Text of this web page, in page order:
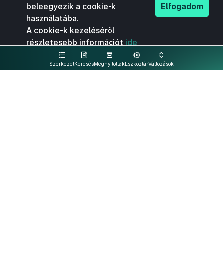
SzerkezetKeresésMegnyitottakEszköztárVáltozások
beleegyezik a cookie-k
használatába.
A cookie-k kezeléséről
részletesebb információt ide
kattintva olvashat.
Elfogadom